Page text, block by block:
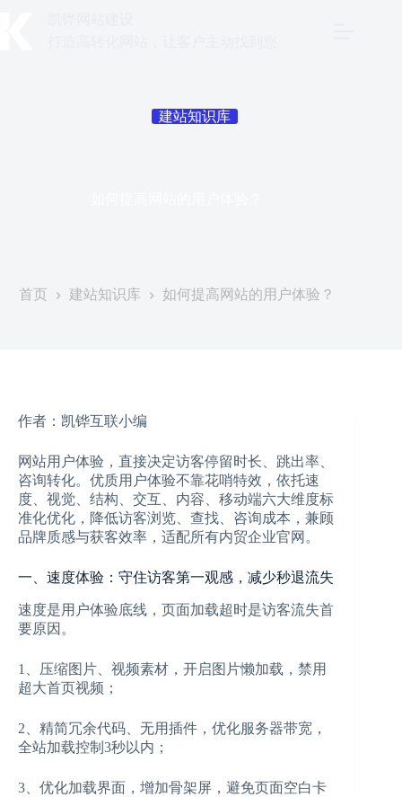
建站知识库
首页 建站知识库 如何提高网站的用户体验？
作者：凯铧互联小编
网站用户体验，直接决定访客停留时长、跳出率、
咨询转化。优质用户体验不靠花哨特效，依托速
度、视觉、结构、交互、内容、移动端六大维度标
准化优化，降低访客浏览、查找、咨询成本，兼顾
品牌质感与获客效率，适配所有内贸企业官网。
一、速度体验：守住访客第一观感，减少秒退流失
速度是用户体验底线，页面加载超时是访客流失首
要原因。
1、压缩图片、视频素材，开启图片懒加载，禁用
超大首页视频；
2、精简冗余代码、无用插件，优化服务器带宽，
全站加载控制3秒以内；
3、优化加载界面，增加骨架屏，避免页面空白卡